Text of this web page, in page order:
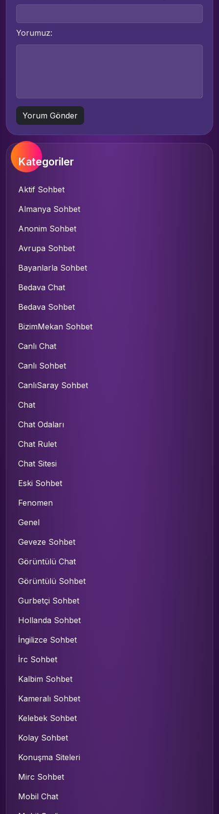
Yorumuz:
Kategoriler
Aktif Sohbet
Almanya Sohbet
Anonim Sohbet
Avrupa Sohbet
Bayanlarla Sohbet
Bedava Chat
Bedava Sohbet
BizimMekan Sohbet
Canlı Chat
Canlı Sohbet
CanlıSaray Sohbet
Chat
Chat Odaları
Chat Rulet
Chat Sitesi
Eski Sohbet
Fenomen
Genel
Geveze Sohbet
Görüntülü Chat
Görüntülü Sohbet
Gurbetçi Sohbet
Hollanda Sohbet
İngilizce Sohbet
İrc Sohbet
Kalbim Sohbet
Kameralı Sohbet
Kelebek Sohbet
Kolay Sohbet
Konuşma Siteleri
Mirc Sohbet
Mobil Chat